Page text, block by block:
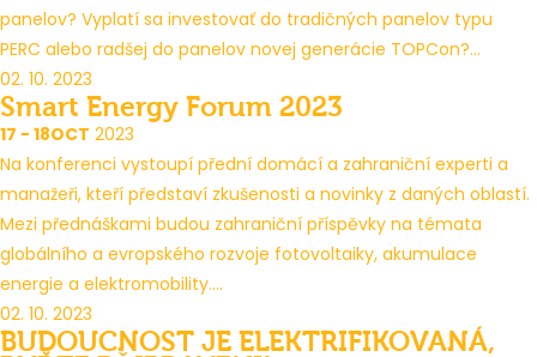
panelov? Vyplatí sa investovať do tradičných panelov typu
PERC alebo radšej do panelov novej generácie TOPCon?...
02. 10. 2023
Smart Energy Forum 2023
17 - 18OCT 2023
Na konferenci vystoupí přední domácí a zahraniční experti a
manažeři, kteří představí zkušenosti a novinky z daných oblastí.
Mezi přednáškami budou zahraniční příspěvky na témata
globálního a evropského rozvoje fotovoltaiky, akumulace
energie a elektromobility....
02. 10. 2023
BUDOUCNOST JE ELEKTRIFIKOVANÁ,